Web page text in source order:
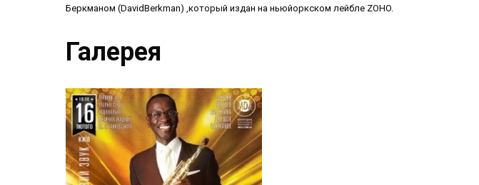
Беркманом (DavidBerkman) ,который издан на ньюйоркском лейбле ZOHO.
Галерея